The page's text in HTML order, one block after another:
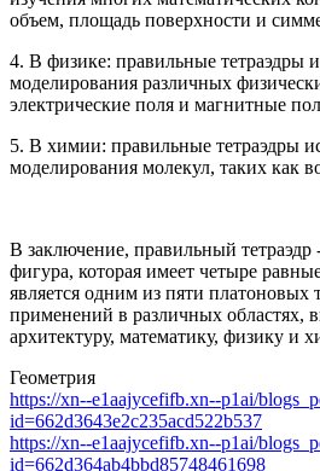
объем, площадь поверхности и
4. В физике: правильные тетраэдры
моделирования различных
электрические поля и магнитные
5. В химии: правильные тетраэдры
моделирования молекул, таких как
В заключение, правильный тетраэдр
фигура, которая имеет четыре
является одним из пяти платоновых
применений в различных областях,
архитектуру, математику, физику и
Геометрия
https://xn--e1aajycefifb.xn--p1ai/
id=662d3643e2c235acd522b537
https://xn--e1aajycefifb.xn--p1ai/
id=662d364ab4bbd85748461698